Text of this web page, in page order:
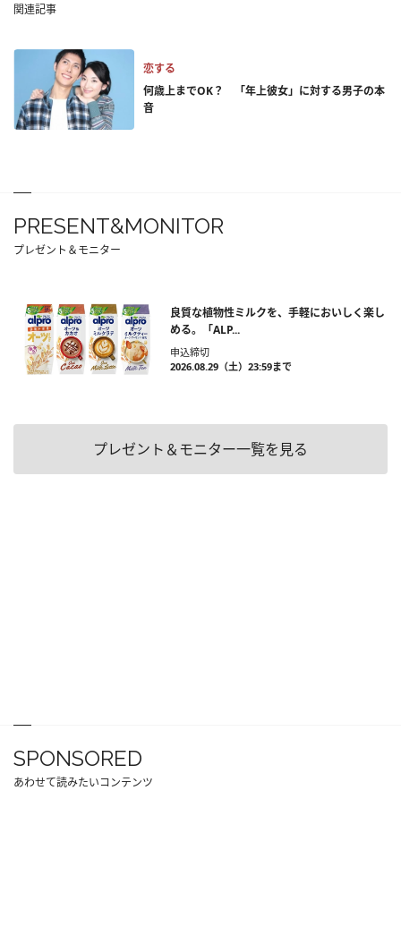
関連記事
恋する
何歳上までOK？ 「年上彼女」に対する男子の本
音
PRESENT&MONITOR
プレゼント＆モニター
良質な植物性ミルクを、手軽においしく楽し
める。「ALP...
申込締切
2026.08.29（土）23:59まで
プレゼント＆モニター一覧を見る
SPONSORED
あわせて読みたいコンテンツ